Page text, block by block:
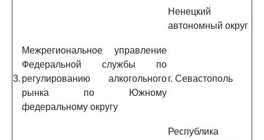
Ненецкий
автономный округ
3.
Межрегиональное управление
Федеральной службы по
регулированию алкогольного
рынка по Южному
федеральному округу
г. Севастополь
Республика